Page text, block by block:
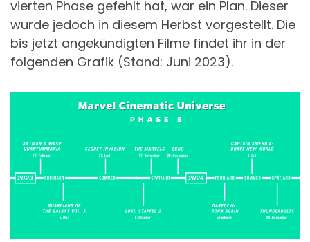
vierten Phase gefehlt hat, war ein Plan. Dieser
wurde jedoch in diesem Herbst vorgestellt. Die
bis jetzt angekündigten Filme findet ihr in der
folgenden Grafik (Stand: Juni 2023).